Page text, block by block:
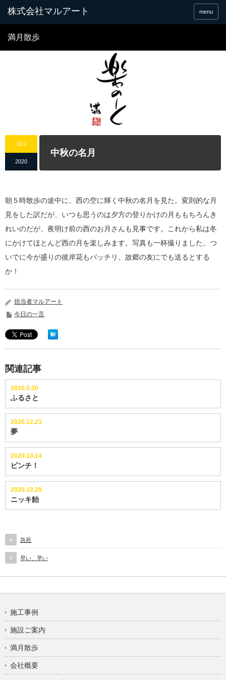
menu
満月散歩
10.2
2020
中秋の名月
朝５時散歩の途中に、西の空に輝く中秋の名月を見た。変則的な月
見をした訳だが、いつも思うのは夕方の登りかけの月ももちろんき
れいのだが、夜明け前の西のお月さんも見事です。これから私は冬
にかけてほとんど西の月を楽しみます。写真も一杯撮りました。つ
いでに今が盛りの彼岸花もバッチリ。故郷の友にでも送るとする
か！
担当者マルアート
今日の一言
関連記事
2020.5.30
ふるさと
2020.12.23
夢
2020.10.14
ピンチ！
2020.10.29
ニッキ飴
急死
早い、早い
施工事例
施設ご案内
満月散歩
会社概要